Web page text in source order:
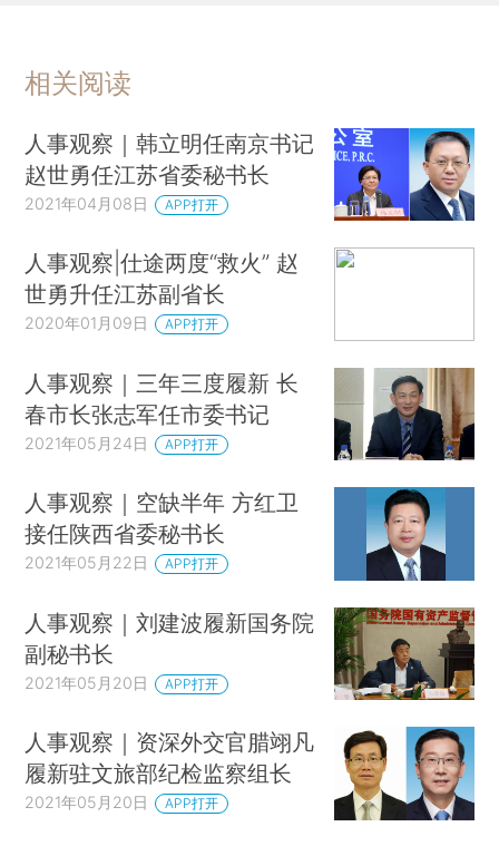
相关阅读
人事观察｜韩立明任南京书记
赵世勇任江苏省委秘书长
2021年04月08日 APP打开
人事观察|仕途两度“救火” 赵
世勇升任江苏副省长
2020年01月09日 APP打开
人事观察｜三年三度履新 长
春市长张志军任市委书记
2021年05月24日 APP打开
人事观察｜空缺半年 方红卫
接任陕西省委秘书长
2021年05月22日 APP打开
人事观察｜刘建波履新国务院
副秘书长
2021年05月20日 APP打开
人事观察｜资深外交官腊翊凡
履新驻文旅部纪检监察组长
2021年05月20日 APP打开